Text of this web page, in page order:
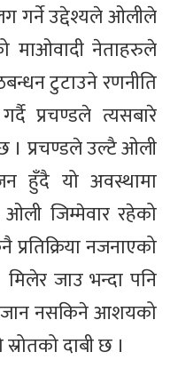
गर्ने उद्देश्यले ओलीले
माओवादी नेताहरुले
टुटाउने रणनीति
प्रचण्डले त्यसबारे
। प्रचण्डले उल्टै ओली
हुँदै यो अवस्थामा
जिम्मेवार रहेको
नजनाएको
जाउ भन्दा पनि
जान नसकिने आशयको
दाबी छ ।